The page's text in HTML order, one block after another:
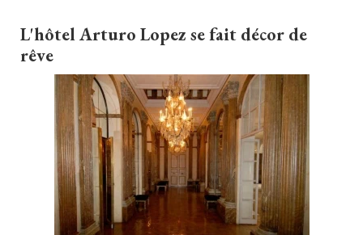
L'hôtel Arturo Lopez se fait décor de
rêve